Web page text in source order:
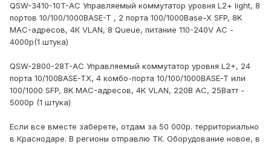
QSW-3410-10T-АС Управляемый коммутатор уровня L2+ light, 8
портов 10/100/1000BASE-T , 2 порта 100/1000Base-X SFP, 8K
MAC-адресов, 4К VLAN, 8 Queue, питание 110-240V АС -
4000р(1 штука)
QSW-2800-28T-AC Управляемый коммутатор уровня L2+, 24
порта 10/100BASE-TX, 4 комбо-порта 10/100/1000BASE-T или
100/1000 SFP, 8K MAC-адресов, 4К VLAN, 220В АС, 25Ватт -
5000р (1 штука)
Если все вместе заберете, отдам за 50 000р. территориально
в Краснодаре. В регионы отправлю ТК. Оборудование новое, в